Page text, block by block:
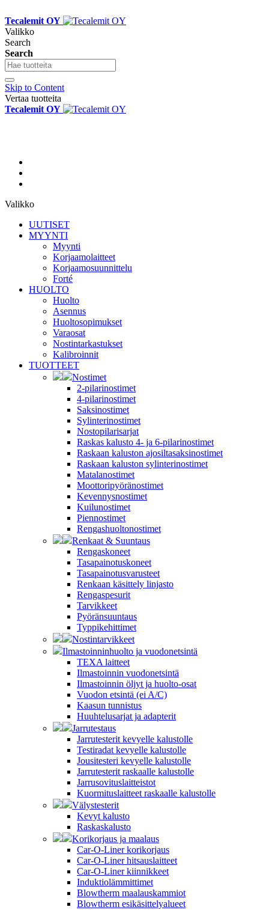
Tecalemit OY
Valikko
Search
Search
Skip to Content
Vertaa tuotteita
Tecalemit OY
Valikko
UUTISET
MYYNTI
Myynti
Korjaamolaitteet
Korjaamosuunnittelu
Forté
HUOLTO
Huolto
Asennus
Huoltosopimukset
Varaosat
Nostintarkastukset
Kalibroinnit
TUOTTEET
Nostimet
2-pilarinostimet
4-pilarinostimet
Saksinostimet
Sylinterinostimet
Nostopilarisarjat
Raskas kalusto 4- ja 6-pilarinostimet
Raskaan kaluston ajosiltasaksinostimet
Raskaan kaluston sylinterinostimet
Matalanostimet
Moottoripyöränostimet
Kevennysnostimet
Kuilunostimet
Piennostimet
Rengashuoltonostimet
Renkaat & Suuntaus
Rengaskoneet
Tasapainotuskoneet
Tasapainotusvarusteet
Renkaan käsittely linjasto
Rengaspesurit
Tarvikkeet
Pyöränsuuntaus
Typpikehittimet
Nostintarvikkeet
Ilmastoinninhuolto ja vuodonetsintä
TEXA laitteet
Ilmastoinnin vuodonetsintä
Ilmastoinnin öljyt ja huolto-osat
Vuodon etsintä (ei A/C)
Kaasun tunnistus
Huuhtelusarjat ja adapterit
Jarrutestaus
Jarrutesterit kevyelle kalustolle
Testiradat kevyelle kalustolle
Jousitesteri kevyelle kalustolle
Jarrutesterit raskaalle kalustolle
Jarrusovituslaitteistot
Kuormituslaitteet raskaalle kalustolle
Välystesterit
Kevyt kalusto
Raskaskalusto
Korikorjaus ja maalaus
Car-O-Liner korikorjaus
Car-O-Liner hitsauslaitteet
Car-O-Liner kiinnikkeet
Induktiolämmittimet
Blowtherm maalauskammiot
Blowtherm esikäsittelyalueet